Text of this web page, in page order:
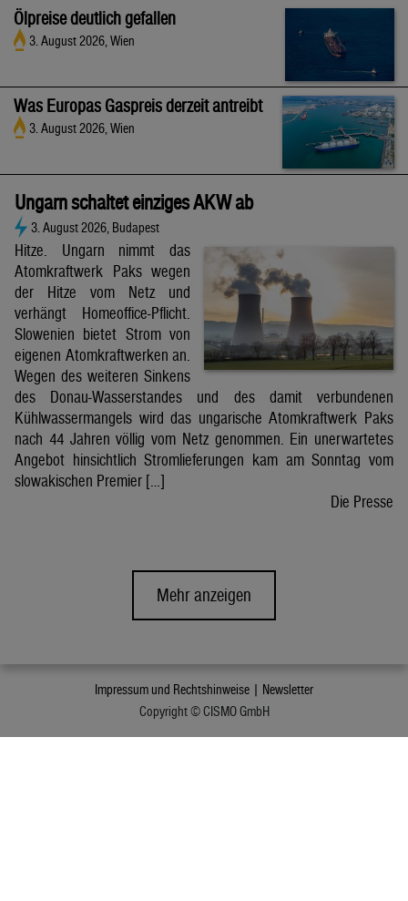
Ölpreise deutlich gefallen
3. August 2026, Wien
Was Europas Gaspreis derzeit antreibt
3. August 2026, Wien
Ungarn schaltet einziges AKW ab
3. August 2026, Budapest
Hitze. Ungarn nimmt das
Atomkraftwerk Paks wegen
der Hitze vom Netz und
verhängt Homeoffice-Pflicht.
Slowenien bietet Strom von
eigenen Atomkraftwerken an.
Wegen des weiteren Sinkens
des Donau-Wasserstandes und des damit verbundenen
Kühlwassermangels wird das ungarische Atomkraftwerk Paks
nach 44 Jahren völlig vom Netz genommen. Ein unerwartetes
Angebot hinsichtlich Stromlieferungen kam am Sonntag vom
slowakischen Premier […]
Die Presse
Mehr anzeigen
Impressum und Rechtshinweise | Newsletter
Copyright © CISMO GmbH